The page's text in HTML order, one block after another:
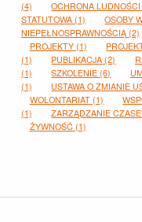
(4)
OCHRONA LUDNOŚCI
STATUTOWA(1) OSOBY
NIEPEŁNOSPRAWNOŚCIĄ(2)
PROJEKTY(1)
(1)
PUBLIKACJA (2)
(1)
SZKOLENIE (6)
(1)
USTAWA O ZMIANIE
WOLONTARIAT(1)
(1)
ZARZĄDZANIE
ŻYWNOŚĆ(1)
Nawigacja wpisu